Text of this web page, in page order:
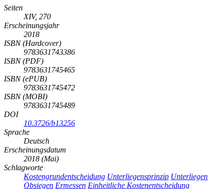
Seiten
XIV, 270
Erscheinungsjahr
2018
ISBN (Hardcover)
9783631743386
ISBN (PDF)
9783631745465
ISBN (ePUB)
9783631745472
ISBN (MOBI)
9783631745489
DOI
10.3726/b13256
Sprache
Deutsch
Erscheinungsdatum
2018 (Mai)
Schlagworte
Kostengrundentscheidung Unterliegensprinzip Unterliegen
Obsiegen Ermessen Einheitliche Kostenentscheidung